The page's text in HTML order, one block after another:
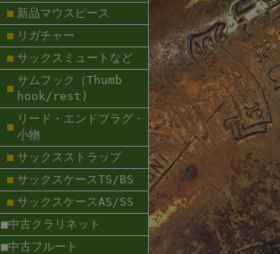
新品マウスピース
リガチャー
サックスミュートなど
サムフック（Thumb
hook/rest)
リード・エンドプラグ・
小物
サックスストラップ
サックスケースTS/BS
サックスケースAS/SS
■中古クラリネット
■中古フルート